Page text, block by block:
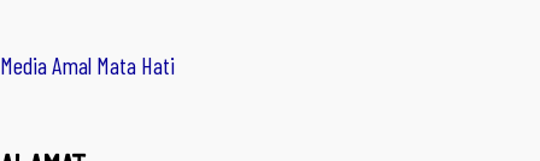
Media Amal Mata Hati